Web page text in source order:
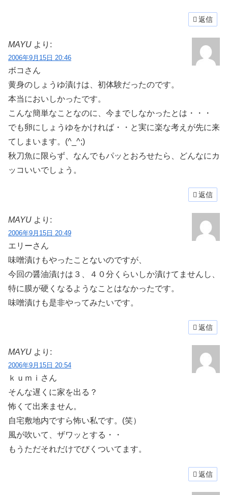
返信
MAYU より:
2006年9月15日 20:46
ボコさん
黄身のしょうゆ漬けは、初体験だったのです。
本当においしかったです。
こんな簡単なことなのに、今までしなかったとは・・・
でも卵にしょうゆをかければ・・と実に楽な考えが先に来
てしまいます。(^_^;)
秋刀魚に限らず、なんでもパッとおろせたら、どんなにカ
ッコいいでしょう。
返信
MAYU より:
2006年9月15日 20:49
エリーさん
味噌漬けもやったことないのですが、
今回の醤油漬けは３、４０分くらいしか漬けてませんし、
特に膜が硬くなるようなことはなかったです。
味噌漬けも是非やってみたいです。
返信
MAYU より:
2006年9月15日 20:54
ｋｕｍｉさん
そんな遅くに家を出る？
怖くて出来ません。
自宅敷地内ですら怖い私です。(笑）
風が吹いて、ザワッとする・・
もうただそれだけでびくついてます。
返信